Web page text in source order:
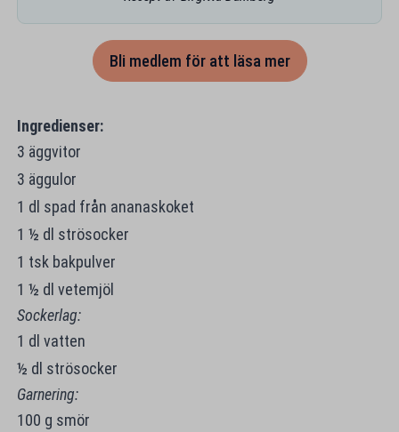
Bli medlem för att läsa mer
Ingredienser:
3 äggvitor
3 äggulor
1 dl spad från ananaskoket
1 ½ dl strösocker
1 tsk bakpulver
1 ½ dl vetemjöl
Sockerlag:
1 dl vatten
½ dl strösocker
Garnering:
100 g smör